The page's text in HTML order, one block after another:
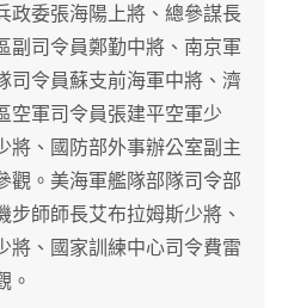
政委張海陽上將、總參謀長
副司令員鄭勤中將、南京軍
司令員蘇支前海軍中將、濟
空軍司令員張建平空軍少
將、國防部外事辦公室副主
觀。美海軍艦隊部隊司令部
師師長艾布拉姆斯少將、
將、國家訓練中心司令費雷
。